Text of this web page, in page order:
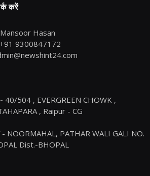
करें
Mansoor Hasan
+91 9300847172
40/504 , EVERGREEN CHOWK ,
, Raipur - CG
- NOORMAHAL, PATHAR WALI GALI NO.
Dist.-BHOPAL